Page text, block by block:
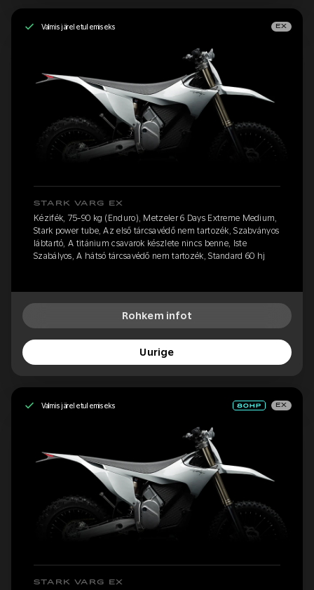
Valmis järeletulemiseks EX
STARK VARG EX
Kézifék, 75-90 kg (Enduro), Metzeler 6 Days Extreme Medium,
Stark power tube, Az első tárcsavédő nem tartozék, Szabványos
lábtartó, A titánium csavarok készlete nincs benne, Iste
Szabályos, A hátsó tárcsavédő nem tartozék, Standard 60 hj
Rohkem infot
Uurige
Valmis järeletulemiseks EX
STARK VARG EX